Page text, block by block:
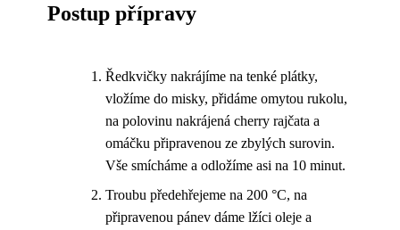
Postup přípravy
Ředkvičky nakrájíme na tenké plátky,
vložíme do misky, přidáme omytou rukolu,
na polovinu nakrájená cherry rajčata a
omáčku připravenou ze zbylých surovin.
Vše smícháme a odložíme asi na 10 minut.
Troubu předehřejeme na 200 °C, na
připravenou pánev dáme lžíci oleje a